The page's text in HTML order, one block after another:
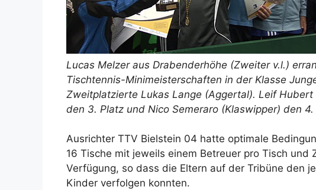
Lucas Melzer aus Drabenderhöhe (Zweiter v.l.)
Tischtennis-Minimeisterschaften in der Klasse
Zweitplatzierte Lukas Lange (Aggertal). Leif
den 3. Platz und Nico Semeraro (Klaswipper) den 4.
Ausrichter TTV Bielstein 04 hatte optimale
16 Tische mit jeweils einem Betreuer pro Tisch
Verfügung, so dass die Eltern auf der Tribüne den
Kinder verfolgen konnten.